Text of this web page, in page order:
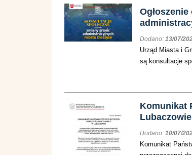
Dodano:13/07/
Urząd Miasta i
są konsultacje
Komunikat
Lubaczowie
Dodano:10/07/
Komunikat